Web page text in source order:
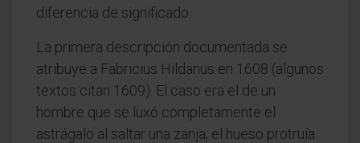
diferencia de significado.
La primera descripción documentada se
atribuye a Fabricius Hildanus en 1608 (algunos
textos citan 1609). El caso era el de un
hombre que se luxó completamente el
astrágalo al saltar una zanja; el hueso protruía